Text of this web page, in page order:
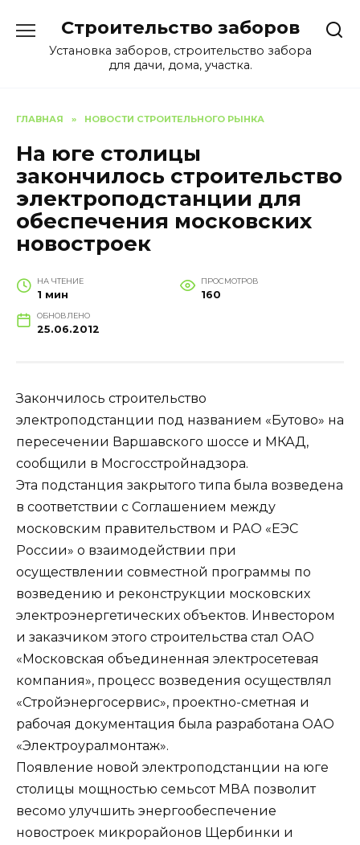
содержанию
Строительство заборов
Установка заборов, строительство забора
для дачи, дома, участка.
ГЛАВНАЯ » НОВОСТИ СТРОИТЕЛЬНОГО РЫНКА
На юге столицы
закончилось строительство
электроподстанции для
обеспечения московских
новостроек
НА ЧТЕНИЕ
1 мин
ПРОСМОТРОВ
160
ОБНОВЛЕНО
25.06.2012
Закончилось строительство
электроподстанции под названием «Бутово» на
пересечении Варшавского шоссе и МКАД,
сообщили в Мосгосстройнадзора.
Эта подстанция закрытого типа была возведена
в соответствии с Соглашением между
московским правительством и РАО «ЕЭС
России» о взаимодействии при
осуществлении совместной программы по
возведению и реконструкции московских
электроэнергетических объектов. Инвестором
и заказчиком этого строительства стал ОАО
«Московская объединенная электросетевая
компания», процесс возведения осуществлял
«Стройэнергосервис», проектно-сметная и
рабочая документация была разработана ОАО
«Электроуралмонтаж».
Появление новой электроподстанции на юге
столицы мощностью семьсот МВА позволит
весомо улучшить энергообеспечение
новостроек микрорайонов Щербинки и